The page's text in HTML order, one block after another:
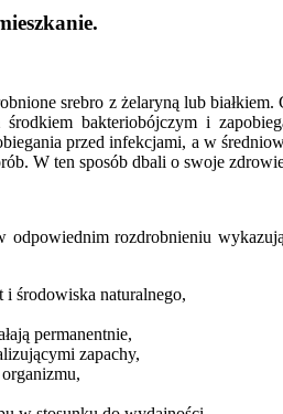
srebro z żelaryną lub
bakteriobójczym i
przed infekcjami, a w
W ten sposób dbali o swoje
odpowiednim rozdrobnieniu
i środowiska naturalnego,
permanentnie,
zapachy,